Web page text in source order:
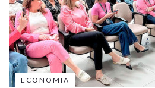
ECONOMIA